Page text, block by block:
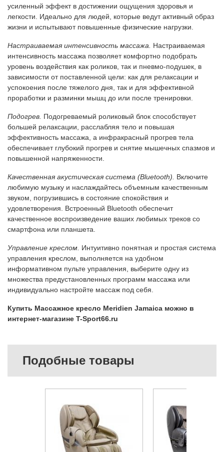
усиленный эффект в достижении ощущения здоровья и
легкости. Идеально для людей, которые ведут активный образ
жизни и испытывают повышенные физические нагрузки.
Настраиваемая интенсивность массажа.
Настраиваемая
интенсивность массажа позволяет комфортно подобрать
уровень воздействия как роликов, так и пневмо-подушек, в
зависимости от поставленной цели: как для релаксации и
успокоения после тяжелого дня, так и для эффективной
проработки и разминки мышц до или после тренировки.
Подогрев. Подогреваемый роликовый блок способствует
большей релаксации, расслабляя тело и повышая
эффективность массажа, а инфракрасный прогрев тела
обеспечивает глубокий прогрев и снятие мышечных спазмов и
повышенной напряженности.
Качественная акустическая система (Bluetooth).
Включите
любимую музыку и наслаждайтесь объемным качественным
звуком, погрузившись в состояние спокойствия и
удовлетворения. Встроенный Bluetooth обеспечит
качественное воспроизведение ваших любимых треков со
смартфона или планшета.
Управление креслом. Интуитивно понятная и простая система
управления креслом, выполняется на удобном
информативном пульте управления, выберите одну из
множества предустановленных программ массажа или
индивидуально настройте массаж под себя.
Купить Массажное кресло Meridien Jamaica можно в
интернет-магазине T-Sport66.ru
Подобные товары